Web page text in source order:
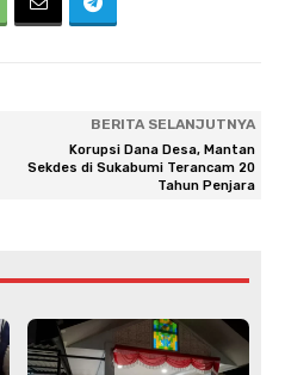
BERITA SELANJUTNYA
Korupsi Dana Desa, Mantan
Sekdes di Sukabumi Terancam 20
Tahun Penjara